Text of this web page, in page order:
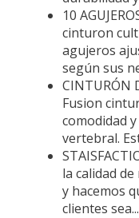
10
cinturon
agujeros
según sus
CINTURÓN
Fusion
comodidad
vertebral.
la calidad
y hacemos
clientes sea...